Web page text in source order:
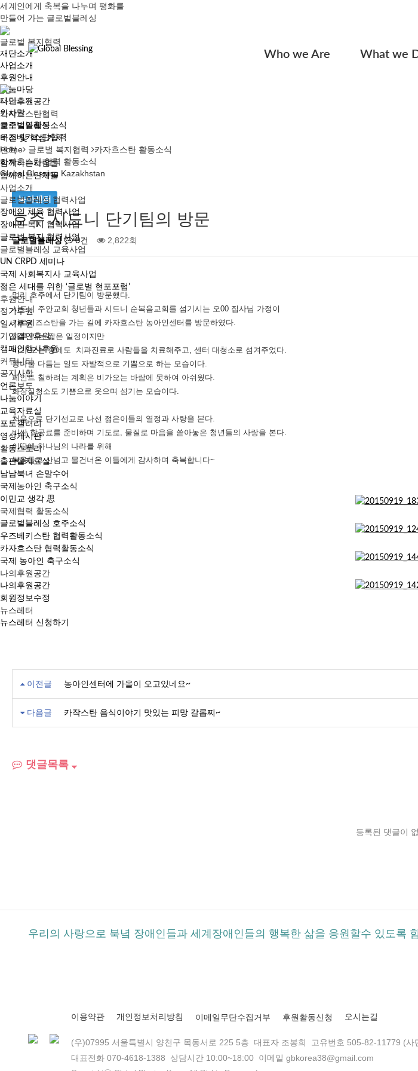
Who we Are What we
재단소개
인사말
글로벌블레싱
비전 및 핵심가치
연혁
함께하는사람들
함께하는단체들
사업소개
글로벌블레싱 협력사업
장애인 체육 협력사업
장애인 복지 협력사업
글로벌 복지 협력사업
글로벌블레싱 교육사업
UN CRPD 세미나
국제 사회복지사 교육사업
젊은 세대를 위한 ‘글로벌 현포포럼’
후원안내
정기후원
일시후원
기업결연후원
캠페인행사후원
커뮤니티
공지사항
언론보도
나눔이야기
교육자료실
포토갤러리
영상게시판
활동스토리
출판물자료실
남남북녀 손말수어
국제농아인 축구소식
이민교 생각 思
국제협력 활동소식
글로벌블레싱 호주소식
우즈베키스탄 협력활동소식
카자흐스탄 협력활동소식
국제 농아인 축구소식
나의후원공간
나의후원공간
회원정보수정
뉴스레터
뉴스레터 신청하기
세계인에게 축복을 나누며 평화를
만들어 가는 글로벌블레싱
글로벌 복지협력
재단소개
사업소개
후원안내
나눔마당
나의후원공간
카자흐스탄협력
호주법인활동소식
우즈베키스탄협력
Home 글로벌 복지협력
카자흐스탄 활동소식
카자흐스탄 협력 활동소식
Global Blessing Kazakhstan
농아센터
호주 시드니 단기팀의 방문
글로벌블레싱 0건 2,822회
멀리 호주에서 단기팀이 방문했다.
시드니 주안교회 청년들과 시드니 순복음교회를 섬기시는 오00 집사님 가정이
키르키즈스탄을 가는 길에 카자흐스탄 농아인센터를 방문하였다.
하루 라는 짧은 일정이지만
비가 오는 중에도 치과진료로 사람들을 치료해주고, 센터 대청소로 섬겨주었다.
콩나물 다듬는 일도 자발적으로 기쁨으로 하는 모습이다.
페인트 칠하려는 계획은 비가오는 바람에 못하여 아쉬웠다.
화장실청소도 기쁨으로 웃으며 섬기는 모습이다.
처음으로 단기선교로 나선 젊은이들의 열정과 사랑을 본다.
비싼 항공료를 준비하며 기도로, 물질로 마음을 쏟아놓은 청년들의 사랑을 본다.
이땅에 하나님의 나라를 위해
복음들고 산넘고 물건너온 이들에게 감사하며 축복합니다~
이전글 농아인센터에 가을이 오고있네요~
다음글 카작스탄 음식이야기 맛있는 피망 갈롭찌~
댓글목록
등록된 댓글이
우리의 사랑으로 북녘 장애인들과 세계장애인들의 행복한 삶을 응원할수 있도록
이용약관 개인정보처리방침 이메일무단수집거부 후원활동신청 오시는길
(우)07995 서울특별시 양천구 목동서로 225 5층 대표자 조봉희 고유번호 505-82-11779 (사
대표전화 070-4618-1388 상담시간 10:00~18:00 이메일 gbkorea38@gmail.com